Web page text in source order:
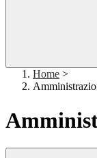
Home >